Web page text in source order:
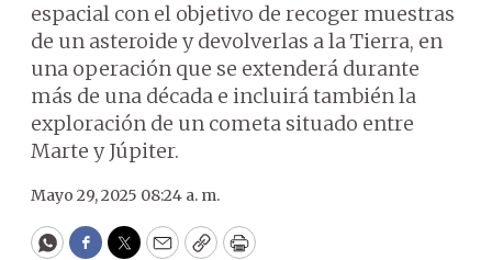
espacial con el objetivo de recoger muestras
de un asteroide y devolverlas a la Tierra, en
una operación que se extenderá durante
más de una década e incluirá también la
exploración de un cometa situado entre
Marte y Júpiter.
Mayo 29, 2025 08:24 a. m.
WhatsApp
Facebook
Twitter
EmailCopyPrint